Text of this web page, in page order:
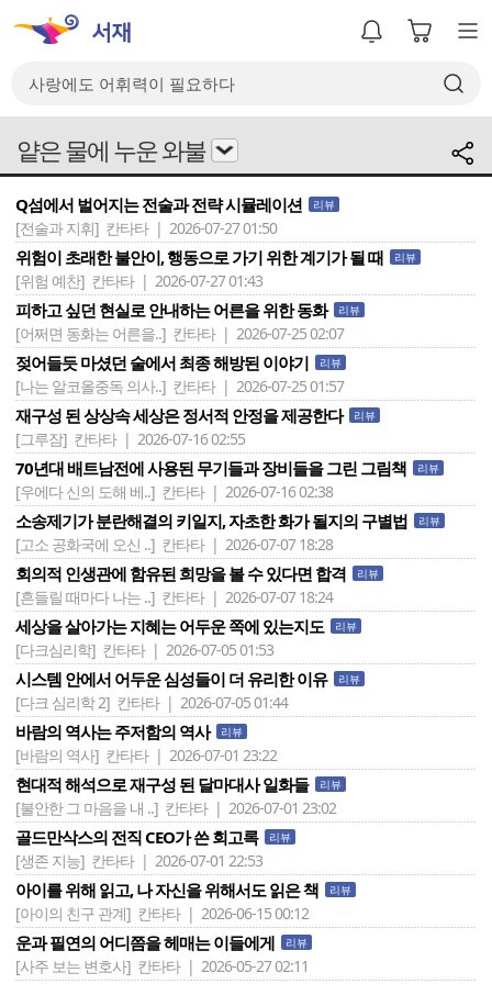
얕은 물에 누운 와불
Q섬에서 벌어지는 전술과 전략 시뮬레이션 리뷰
[전술과 지휘] 칸타타 | 2026-07-27 01:50
위험이 초래한 불안이, 행동으로 가기 위한 계기가 될 때 리뷰
[위험 예찬] 칸타타 | 2026-07-27 01:43
피하고 싶던 현실로 안내하는 어른을 위한 동화 리뷰
[어쩌면 동화는 어른을..] 칸타타 | 2026-07-25 02:07
젖어들듯 마셨던 술에서 최종 해방된 이야기 리뷰
[나는 알코올중독 의사..] 칸타타 | 2026-07-25 01:57
재구성 된 상상속 세상은 정서적 안정을 제공한다 리뷰
[그루잠] 칸타타 | 2026-07-16 02:55
70년대 배트남전에 사용된 무기들과 장비들을 그린 그림책 리뷰
[우에다 신의 도해 베..] 칸타타 | 2026-07-16 02:38
소송제기가 분란해결의 키일지, 자초한 화가 될지의 구별법 리뷰
[고소 공화국에 오신 ..] 칸타타 | 2026-07-07 18:28
회의적 인생관에 함유된 희망을 볼 수 있다면 합격 리뷰
[흔들릴 때마다 나는 ..] 칸타타 | 2026-07-07 18:24
세상을 살아가는 지혜는 어두운 쪽에 있는지도 리뷰
[다크심리학] 칸타타 | 2026-07-05 01:53
시스템 안에서 어두운 심성들이 더 유리한 이유 리뷰
[다크 심리학 2] 칸타타 | 2026-07-05 01:44
바람의 역사는 주저함의 역사 리뷰
[바람의 역사] 칸타타 | 2026-07-01 23:22
현대적 해석으로 재구성 된 달마대사 일화들 리뷰
[불안한 그 마음을 내 ..] 칸타타 | 2026-07-01 23:02
골드만삭스의 전직 CEO가 쓴 회고록 리뷰
[생존 지능] 칸타타 | 2026-07-01 22:53
아이를 위해 읽고, 나 자신을 위해서도 읽은 책 리뷰
[아이의 친구 관계] 칸타타 | 2026-06-15 00:12
운과 필연의 어디쯤을 헤매는 이들에게 리뷰
[사주 보는 변호사] 칸타타 | 2026-05-27 02:11